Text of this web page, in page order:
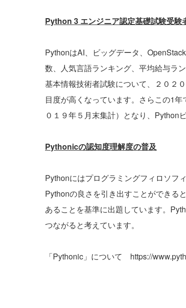
Python 3 エンジニア認定基礎試験受験
PythonはAI、ビッグデータ、
数、人気言語ランキング、平均給与ラ
基本情報技術者試験について、２０２
目度が高くなっています。さらこの1
０１９年５月末集計）となり、Python
Pythonicの認知度理解度の普及
Pythonにはプログラミングフィロソフ
Pythonの良さを引き出すことができる
あることを基準に出題しています。
つながると考えています。
「Pythonic」について https://